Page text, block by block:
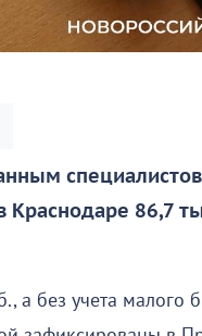
Краснодаре 86,7
а без учета малого